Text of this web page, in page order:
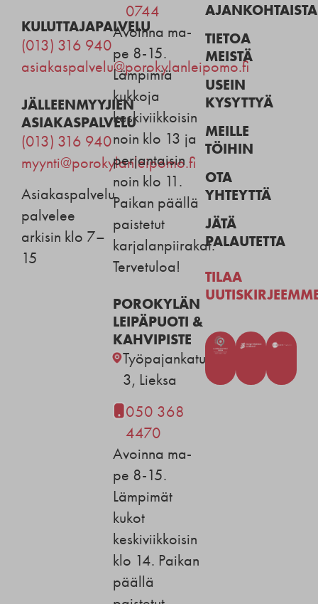
KULUTTAJAPALVELU
(013) 316 940
asiakaspalvelu@porokylanleipomo.fi
JÄLLEENMYYJIEN
ASIAKASPALVELU
(013) 316 940
myynti@porokylanleipomo.fi
Asiakaspalvelu
palvelee
arkisin klo 7–
15
0744
Avoinna ma-
pe 8-15.
Lämpimiä
kukkoja
keskiviikkoisin
noin klo 13 ja
perjantaisin
noin klo 11.
Paikan päällä
paistetut
karjalanpiirakat.
Tervetuloa!
POROKYLÄN
LEIPÄPUOTI &
KAHVIPISTE
Työpajankatu
3, Lieksa
050 368
4470
Avoinna ma-
pe 8-15.
Lämpimät
kukot
keskiviikkoisin
klo 14. Paikan
päällä
AJANKOHTAISTA
TIETOA
MEISTÄ
USEIN
KYSYTTYÄ
MEILLE
TÖIHIN
OTA
YHTEYTTÄ
JÄTÄ
PALAUTETTA
TILAA